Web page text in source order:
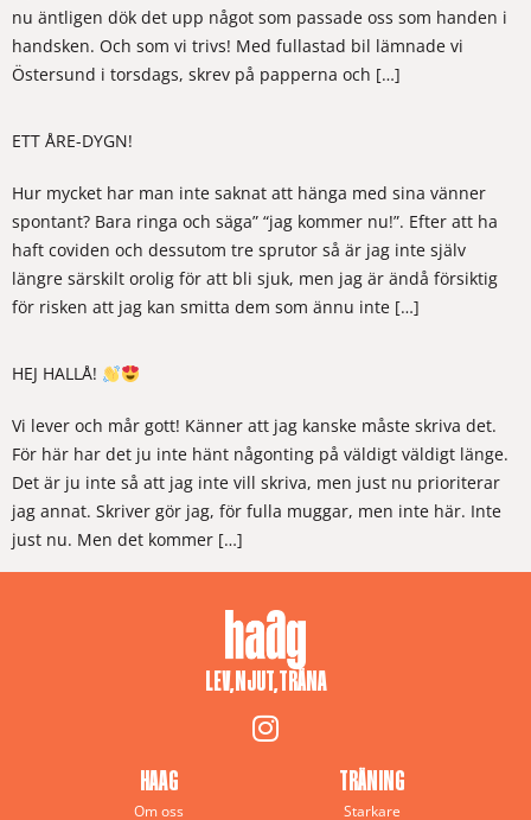
nu äntligen dök det upp något som passade oss som handen i
handsken. Och som vi trivs! Med fullastad bil lämnade vi
Östersund i torsdags, skrev på papperna och […]
ETT ÅRE-DYGN!
Hur mycket har man inte saknat att hänga med sina vänner
spontant? Bara ringa och säga” “jag kommer nu!”. Efter att ha
haft coviden och dessutom tre sprutor så är jag inte själv
längre särskilt orolig för att bli sjuk, men jag är ändå försiktig
för risken att jag kan smitta dem som ännu inte […]
HEJ HALLÅ!
Vi lever och mår gott! Känner att jag kanske måste skriva det.
För här har det ju inte hänt någonting på väldigt väldigt länge.
Det är ju inte så att jag inte vill skriva, men just nu prioriterar
jag annat. Skriver gör jag, för fulla muggar, men inte här. Inte
just nu. Men det kommer […]
LEV, NJUT, TRÄNA
HAAG
Om oss
TRÄNING
Starkare